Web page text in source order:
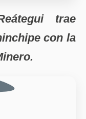
trae
con la
.